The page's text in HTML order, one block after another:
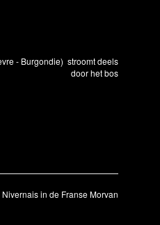
- Burgondie) stroomt deels
door het bos
in de Franse Morvan